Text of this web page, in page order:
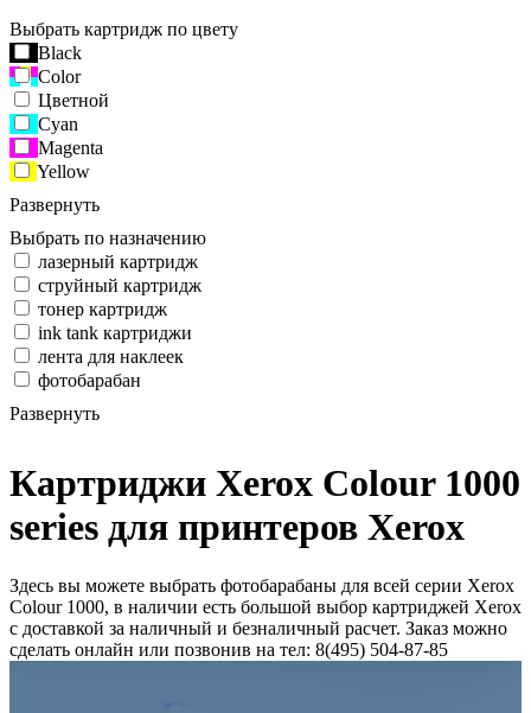
Выбрать картридж по цвету
Black
Color
Цветной
Cyan
Magenta
Yellow
Развернуть
Выбрать по назначению
лазерный картридж
струйный картридж
тонер картридж
ink tank картриджи
лента для наклеек
фотобарабан
Развернуть
Картриджи Xerox Colour 1000
series для принтеров Xerox
Здесь вы можете выбрать фотобарабаны для всей серии Xerox
Colour 1000, в наличии есть большой выбор картриджей Xerox
с доставкой за наличный и безналичный расчет. Заказ можно
сделать онлайн или позвонив на тел: 8(495) 504-87-85